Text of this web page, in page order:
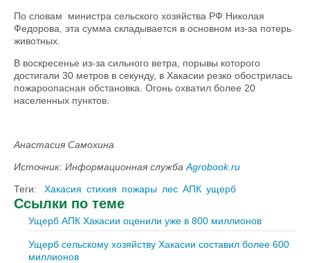
По словам министра сельского хозяйства РФ Николая
Федорова, эта сумма складывается в основном из-за потерь
животных.
В воскресенье из-за сильного ветра, порывы которого
достигали 30 метров в секунду, в Хакасии резко обострилась
пожароопасная обстановка. Огонь охватил более 20
населенных пунктов.
Анастасия Самохина
Источник: Информационная служба Agrobook.ru
Теги:
Хакасия стихия пожары лес АПК ущерб
Ссылки по теме
Ущерб АПК Хакасии оценили уже в 800 миллионов
Ущерб сельскому хозяйству Хакасии составил более 600
миллионов